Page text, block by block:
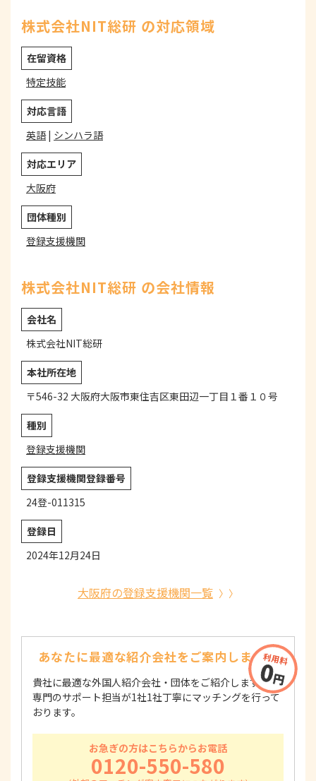
株式会社NIT総研 の対応領域
在留資格
特定技能
対応言語
英語| シンハラ語
対応エリア
大阪府
団体種別
登録支援機関
株式会社NIT総研 の会社情報
会社名
株式会社NIT総研
本社所在地
〒546-32 大阪府大阪市東住吉区東田辺一丁目１番１０号
種別
登録支援機関
登録支援機関登録番号
24登-011315
登録日
2024年12月24日
大阪府の登録支援機関一覧
あなたに最適な紹介会社をご案内します！
貴社に最適な外国人紹介会社・団体をご紹介します！
専門のサポート担当が1社1社丁寧にマッチングを行って
おります。
お急ぎの方はこちらからお電話
0120-550-580